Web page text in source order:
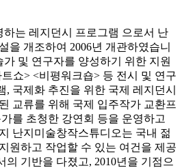
는 레지던시 프로그램 으로서 난
을 개조하여 2006년 개관하였습니
및 연구자를 양성하기 위한 지원
쇼> <비평워크숍> 등 전시 및 연구
, 국제화 추진을 위한 국제 레지던시
교류를 위해 국제 입주작가 교환프
를 초청한 강연회 등을 운영하고
난지미술창작스튜디오는 국내 젊
원하고 작업할 수 있는 여건을 제공
의 기반을 다졌고, 2010년을 기점으